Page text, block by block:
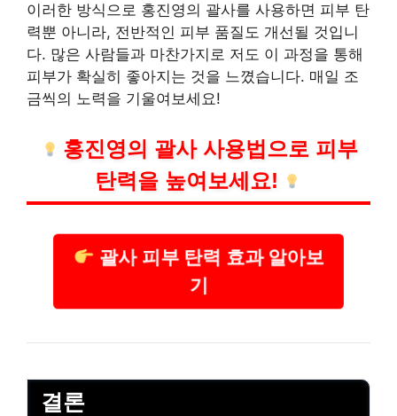
이러한 방식으로 홍진영의 괄사를 사용하면 피부 탄
력뿐 아니라, 전반적인 피부 품질도 개선될 것입니
다. 많은 사람들과 마찬가지로 저도 이 과정을 통해
피부가 확실히 좋아지는 것을 느꼈습니다. 매일 조
금씩의 노력을 기울여보세요!
홍진영의 괄사 사용법으로 피부
탄력을 높여보세요!
괄사 피부 탄력 효과 알아보
기
결론